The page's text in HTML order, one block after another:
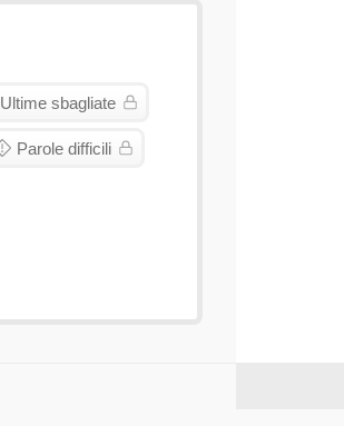
Ultime sbagliate
Parole difficili